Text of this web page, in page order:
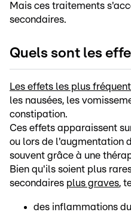
Mais ces traitements
secondaires.
Quels sont les
Les effets les plus
les nausées, les
constipation.
Ces effets apparaissent
ou lors de l'augmentation
souvent grâce à une
Bien qu'ils soient plus
secondaires plus graves,
des inflammations